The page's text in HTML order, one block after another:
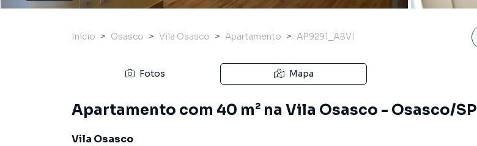
Início Osasco Vila Osasco Apartamento AP9291_ABVI
Fotos Mapa
Apartamento com 40 m² na Vila Osasco - Osasco/SP
Vila Osasco